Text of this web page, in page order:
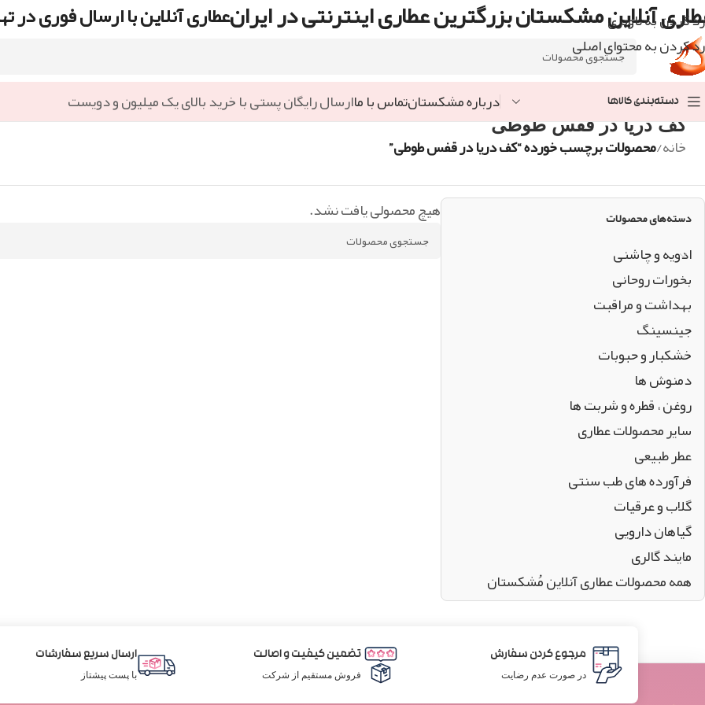
رد کردن به ناوبری
رد کردن به محتوای اصلی
آنلاین مشکستان بزرگترین عطاری اینترنتی در ایرانعطاری آنلاین با ارسال فوری در
دسته‌بندی کالاها درباره مشکستانتماس با ماارسال رایگان پستی با خرید بالای یک میلیون و دویست
کف دریا در قفس طوطی
خانه/محصولات برچسب خورده “کف دریا در قفس طوطی”
دسته‌های محصولات
ادویه و چاشنی
بخورات روحانی
بهداشت و مراقبت
جینسینگ
خشکبار و حبوبات
دمنوش ها
روغن ، قطره و شربت ها
سایر محصولات عطاری
عطر طبیعی
فرآورده های طب سنتی
گلاب و عرقیات
گیاهان دارویی
مایند گالری
همه محصولات عطاری آنلاین مُشکستان
هیچ محصولی یافت نشد.
مرجوع کردن سفارش
در صورت عدم رضایت
تضمین کیفیت و اصالت
فروش مستقیم از شرکت
ارسال سریع سفارشات
با پست پیشتاز